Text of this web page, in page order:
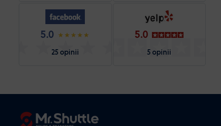
5.0
25 opinii
5.0
5 opinii